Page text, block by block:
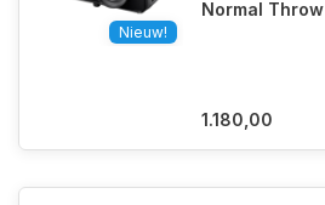
Nieuw!
Normal Throw
1.180,00